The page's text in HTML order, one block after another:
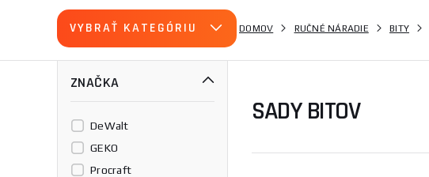
VYBRAŤ KATEGÓRIU DOMOV RUČNÉ NÁRADIE BITY
ZNAČKA
DeWalt
GEKO
Procraft
SADY BITOV